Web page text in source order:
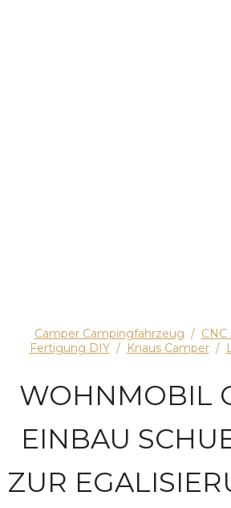
Camper Campingfahrzeug /
Fertigung DIY/ Knaus Camper/
WOHNMOBIL
EINBAU
ZUR